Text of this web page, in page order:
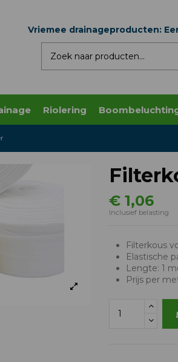
Vriemee drainageproducten:
Riolering
€ 1,06
Inclusief belasting
Filterkous
Elastische
Lengte: 1
Prijs per